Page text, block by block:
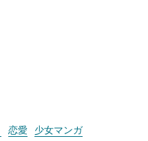
恋愛
少女マンガ